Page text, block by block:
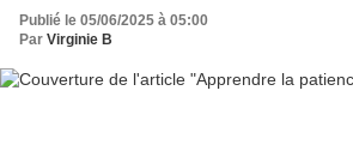
Publié le 05/06/2025 à 05:00
Par Virginie B